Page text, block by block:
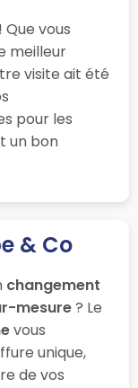
vous
meilleur
visite ait été
pour les
un bon
& Co
changement
mesure? Le
vous
unique,
de vos